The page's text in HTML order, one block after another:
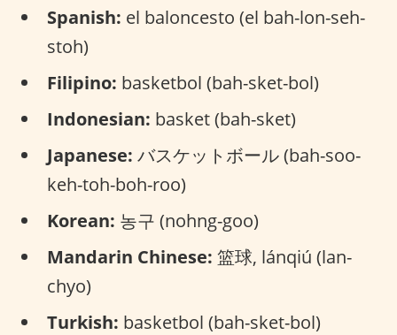
Spanish: el baloncesto (el bah-lon-seh-
stoh)
Filipino: basketbol (bah-sket-bol)
Indonesian: basket (bah-sket)
Japanese: バスケットボール (bah-soo-
keh-toh-boh-roo)
Korean: 농구 (nohng-goo)
Mandarin Chinese: 篮球, lánqiú (lan-
chyo)
Turkish: basketbol (bah-sket-bol)